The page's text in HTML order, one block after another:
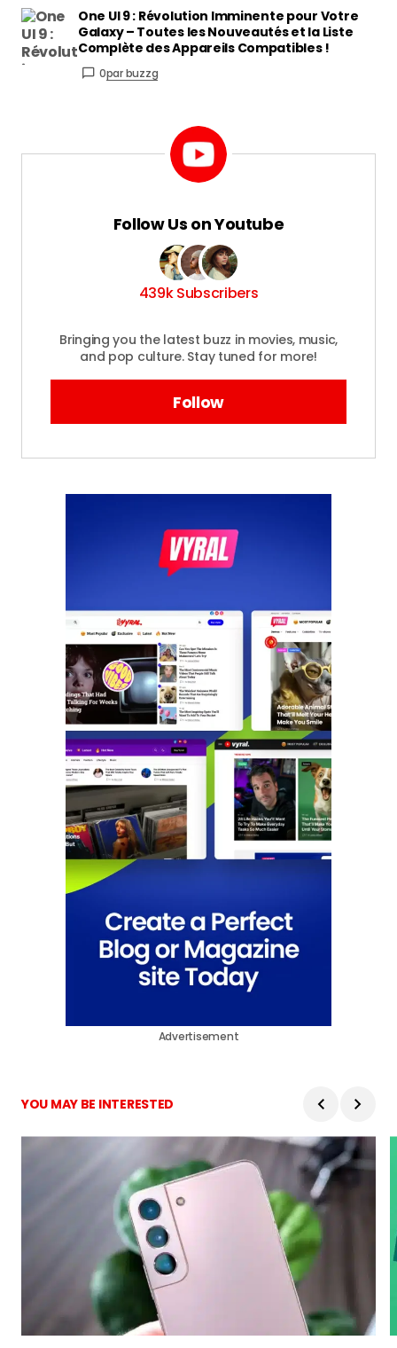
One UI 9 : Révolution Imminente pour Votre
Galaxy – Toutes les Nouveautés et la Liste
Complète des Appareils Compatibles !
0par buzzg
Follow Us on Youtube
439k Subscribers
Bringing you the latest buzz in movies, music,
and pop culture. Stay tuned for more!
Follow
Advertisement
YOU MAY BE INTERESTED